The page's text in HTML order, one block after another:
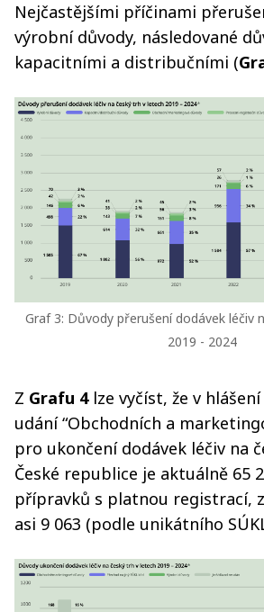
Nejčastějšími příčinami
výrobní důvody, následované
kapacitními a distribučními (
Graf 3: Důvody přerušení dodávek léčiv
2019 - 2024
Z Grafu 4 lze vyčíst, že v
udání “Obchodních a
pro ukončení dodávek léčiv na
České republice je aktuálně 65
přípravků s platnou registrací,
asi 9 063 (podle unikátního